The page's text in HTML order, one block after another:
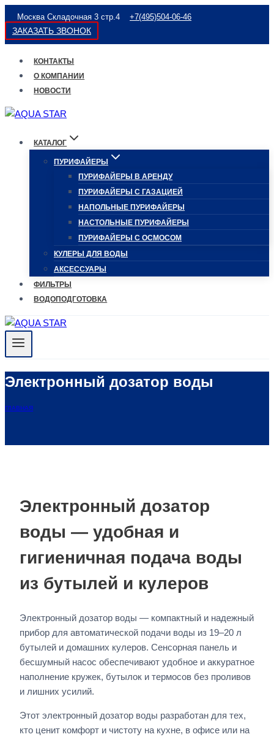
Перейти
к
содержимому
Москва Складочная 3 стр.4 +7(495)504-06-46
ЗАКАЗАТЬ ЗВОНОК
КОНТАКТЫ
О КОМПАНИИ
НОВОСТИ
КАТАЛОГ
ПУРИФАЙЕРЫ
ПУРИФАЙЕРЫ В АРЕНДУ
ПУРИФАЙЕРЫ С ГАЗАЦИЕЙ
НАПОЛЬНЫЕ ПУРИФАЙЕРЫ
НАСТОЛЬНЫЕ ПУРИФАЙЕРЫ
ПУРИФАЙЕРЫ С ОСМОСОМ
КУЛЕРЫ ДЛЯ ВОДЫ
АКСЕССУАРЫ
ФИЛЬТРЫ
ВОДОПОДГОТОВКА
Электронный дозатор воды
ГЛАВНАЯ
Электронный дозатор
воды — удобная и
гигиеничная подача воды
из бутылей и кулеров
Электронный дозатор воды — компактный и надежный
прибор для автоматической подачи воды из 19–20 л
бутылей и домашних кулеров. Сенсорная панель и
бесшумный насос обеспечивают удобное и аккуратное
наполнение кружек, бутылок и термосов без проливов
и лишних усилий.
Этот электронный дозатор воды разработан для тех,
кто ценит комфорт и чистоту на кухне, в офисе или на